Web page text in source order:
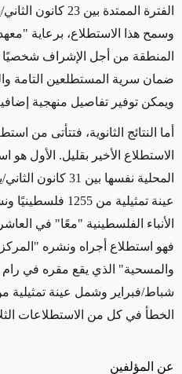
عن المؤلفين
وسمح هذا الاستطلاع، برعاية
المنطقة من أجل الإشراف
ضمان سرية المستطلعين التامة
ويمكن توفير تفاصيل منهجية
أما النتائج الثانوية، فتتأتى من
الاستطلاع الأخير بقليل. الأول
عينة تمثيلية من
الأنباء الفلسطينية "معًا" في
فهو استطلاع أجراه ونشره
والمسحية" الذي يقع مقره في رام
الخطأ في كل من الاستطلاعات الثلاثة بنحو 3